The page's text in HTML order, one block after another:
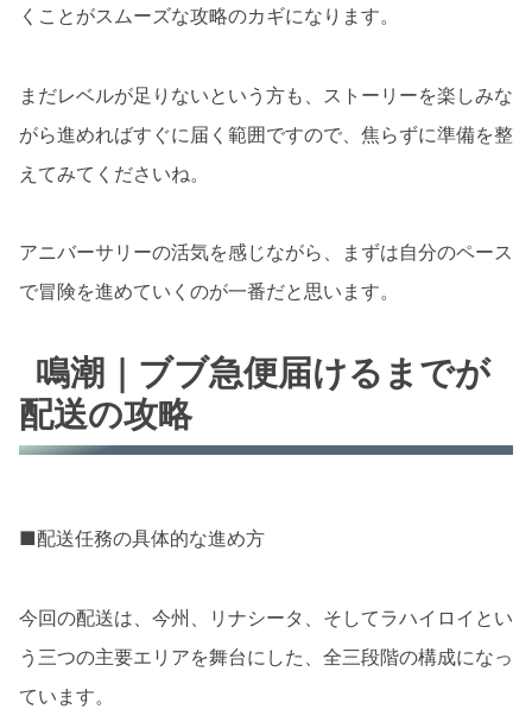
くことがスムーズな攻略のカギになります。
まだレベルが足りないという方も、ストーリーを楽しみな
がら進めればすぐに届く範囲ですので、焦らずに準備を整
えてみてくださいね。
アニバーサリーの活気を感じながら、まずは自分のペース
で冒険を進めていくのが一番だと思います。
鳴潮｜ブブ急便届けるまでが
配送の攻略
■配送任務の具体的な進め方
今回の配送は、今州、リナシータ、そしてラハイロイとい
う三つの主要エリアを舞台にした、全三段階の構成になっ
ています。